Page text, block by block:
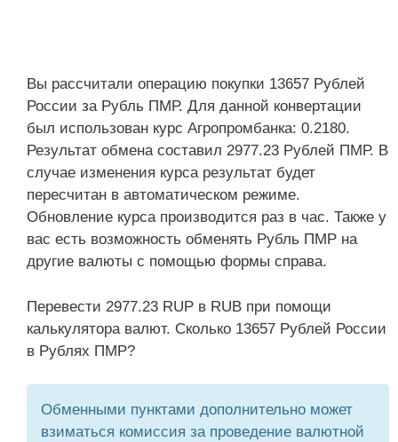
Вы рассчитали операцию покупки 13657 Рублей
России за Рубль ПМР. Для данной конвертации
был использован курс Агропромбанка: 0.2180.
Результат обмена составил 2977.23 Рублей ПМР. В
случае изменения курса результат будет
пересчитан в автоматическом режиме.
Обновление курса производится раз в час. Также у
вас есть возможность обменять Рубль ПМР на
другие валюты с помощью формы справа.
Перевести 2977.23 RUP в RUB при помощи
калькулятора валют. Сколько 13657 Рублей России
в Рублях ПМР?
Обменными пунктами дополнительно может
взиматься комиссия за проведение валютной